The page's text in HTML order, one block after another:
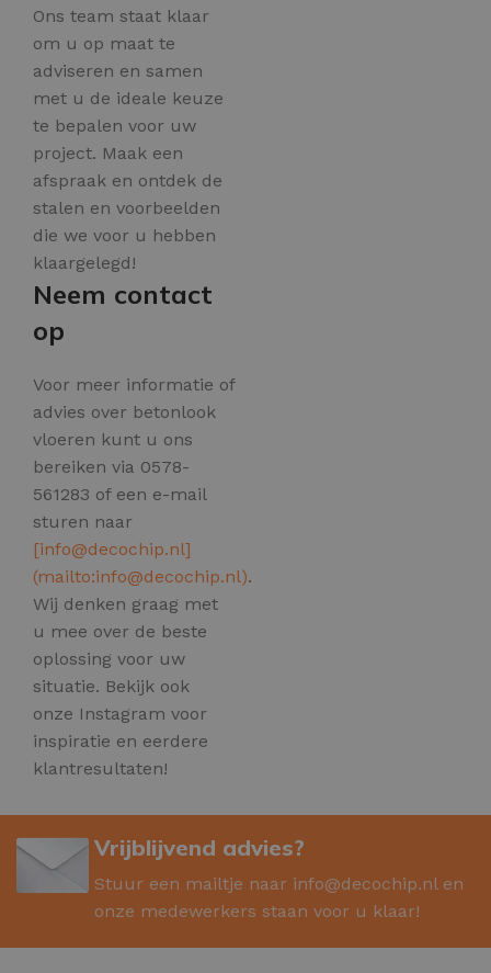
Ons team staat klaar
om u op maat te
adviseren en samen
met u de ideale keuze
te bepalen voor uw
project. Maak een
afspraak en ontdek de
stalen en voorbeelden
die we voor u hebben
klaargelegd!
Neem contact
op
Voor meer informatie of
advies over betonlook
vloeren kunt u ons
bereiken via 0578-
561283 of een e-mail
sturen naar
[info@decochip.nl]
(mailto:info@decochip.nl).
Wij denken graag met
u mee over de beste
oplossing voor uw
situatie. Bekijk ook
onze Instagram voor
inspiratie en eerdere
klantresultaten!
Vrijblijvend advies?
Stuur een mailtje naar info@decochip.nl en
onze medewerkers staan voor u klaar!